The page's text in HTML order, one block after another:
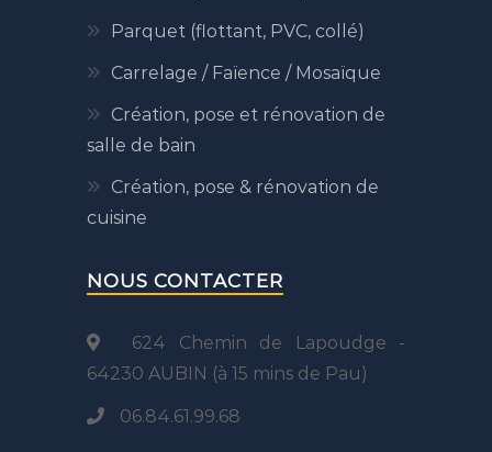
Parquet (flottant, PVC, collé)
Carrelage / Faïence / Mosaïque
Création, pose et rénovation de
salle de bain
Création, pose & rénovation de
cuisine
NOUS CONTACTER
624 Chemin de Lapoudge -
64230 AUBIN (à 15 mins de Pau)
06.84.61.99.68